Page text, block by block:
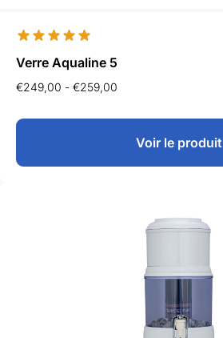
Verre Aqualine 5
€249,00 - €259,00
Voir le produit